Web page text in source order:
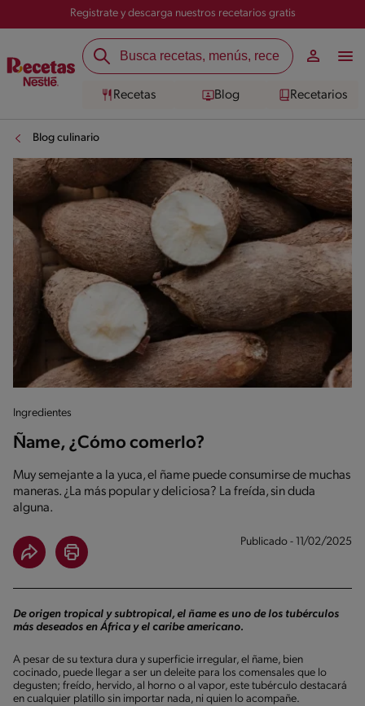
Registrate y descarga nuestros recetarios gratis
Recetas Blog Recetarios
Blog culinario
Ingredientes
Ñame, ¿Cómo comerlo?
Muy semejante a la yuca, el ñame puede consumirse de muchas
maneras. ¿La más popular y deliciosa? La freída, sin duda
alguna.
Publicado - 11/02/2025
De origen tropical y subtropical, el ñame es uno de los tubérculos
más deseados en África y el caribe americano.
A pesar de su textura dura y superficie irregular, el ñame, bien
cocinado, puede llegar a ser un deleite para los comensales que lo
degusten; freído, hervido, al horno o al vapor, este tubérculo destacará
en cualquier platillo sin importar nada, ni quien lo acompañe.